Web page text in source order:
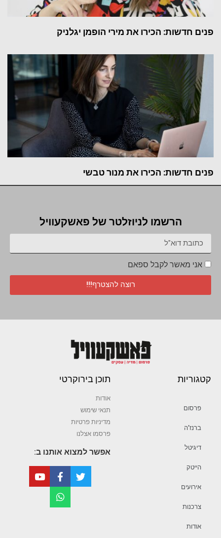
פנים חדשות: הכירו את מירי הופמן יגלניק
פנים חדשות: הכירו את מנור טבשי
הרשמו לניוזלטר של פאשקעוויל
אני מאשר לקבל ספאם
רוצה להצטרף!!!
קטגוריות
פרסום
ברנז’ה
דיגיטל
הייטק
אירועים
צרכנות
אודות
תוכן בירוקרטי
אודות
תנאי שימוש
מדיניות פרטיות
פרסמו אצלנו
אפשר למצוא אותנו ב: